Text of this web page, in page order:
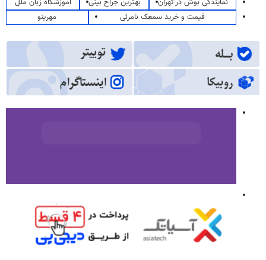
قیمت و خرید سمعک نامرئی
مهرینو